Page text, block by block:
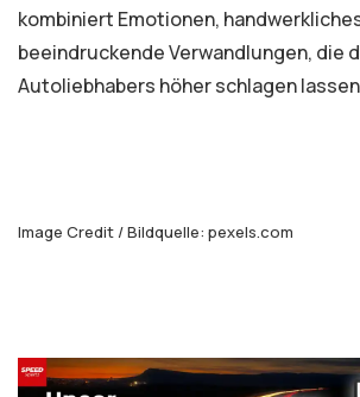
kombiniert Emotionen,
beeindruckende Verwandlungen, die
Autoliebhabers höher schlagen
Image Credit / Bildquelle: pexels.com